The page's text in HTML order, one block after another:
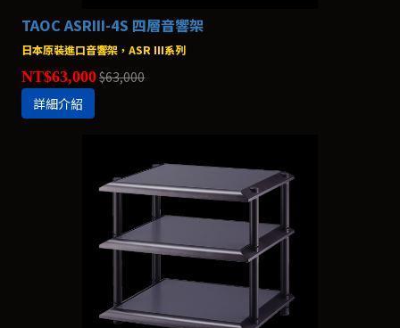
TAOC ASRIII-4S 四層音響架
日本原裝進口音響架，ASR III系列
NT$63,000$63,000
詳細介紹